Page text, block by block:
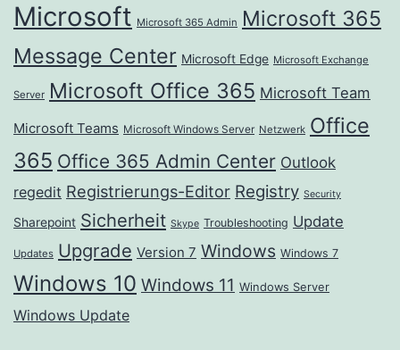
Microsoft Microsoft 365 Admin Microsoft 365
Message Center Microsoft Edge Microsoft Exchange
Server Microsoft Office 365 Microsoft Team
Microsoft Teams Microsoft Windows Server Netzwerk Office
365 Office 365 Admin Center Outlook
regedit Registrierungs-Editor Registry Security
Sharepoint Sicherheit Skype Troubleshooting Update
Updates Upgrade Version 7 Windows Windows 7
Windows 10 Windows 11 Windows Server
Windows Update